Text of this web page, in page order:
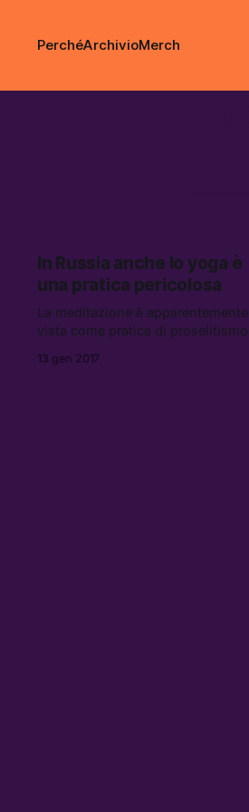
PerchéArchivioMerch
In Russia anche lo yoga è
una pratica pericolosa
La meditazione è apparentemente
vista come pratica di proselitismo
13 gen 2017